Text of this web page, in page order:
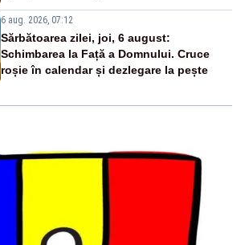
6 aug. 2026, 07:12
Sărbătoarea zilei, joi, 6 august:
Schimbarea la Față a Domnului. Cruce
roșie în calendar și dezlegare la pește